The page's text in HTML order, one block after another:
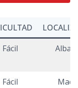
Fácil
Fácil